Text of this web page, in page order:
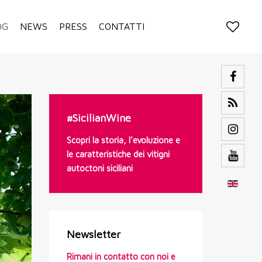
NEWS PRESS CONTATTI
#SicilianWine
Scopri la storia, l'evoluzione e
le caratteristiche dei vitigni
autoctoni siciliani
Newsletter
Rimani in contatto con noi e